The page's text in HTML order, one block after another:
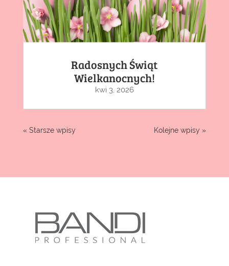
Radosnych Świąt
Wielkanocnych!
kwi 3, 2026
« Starsze wpisy Kolejne wpisy »